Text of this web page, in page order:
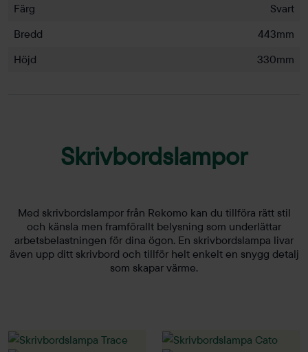
Färg
Svart
Bredd
443mm
Höjd
330mm
Skrivbordslampor
Med skrivbordslampor från Rekomo kan du tillföra rätt stil
och känsla men framförallt belysning som underlättar
arbetsbelastningen för dina ögon. En skrivbordslampa livar
även upp ditt skrivbord och tillför helt enkelt en snygg detalj
som skapar värme.